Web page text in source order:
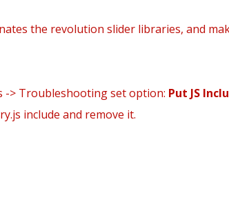
the revolution slider libraries, and
-> Troubleshooting set option: Put JS
include and remove it.